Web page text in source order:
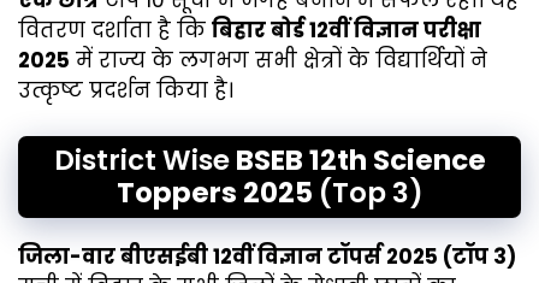
वितरण दर्शाता है कि बिहार बोर्ड 12वीं विज्ञान परीक्षा
2025 में राज्य के लगभग सभी क्षेत्रों के विद्यार्थियों ने
उत्कृष्ट प्रदर्शन किया है।
District WiseBSEB 12th Science
Toppers 2025 (Top 3)
जिला-वार बीएसईबी 12वीं विज्ञान टॉपर्स 2025 (टॉप 3)